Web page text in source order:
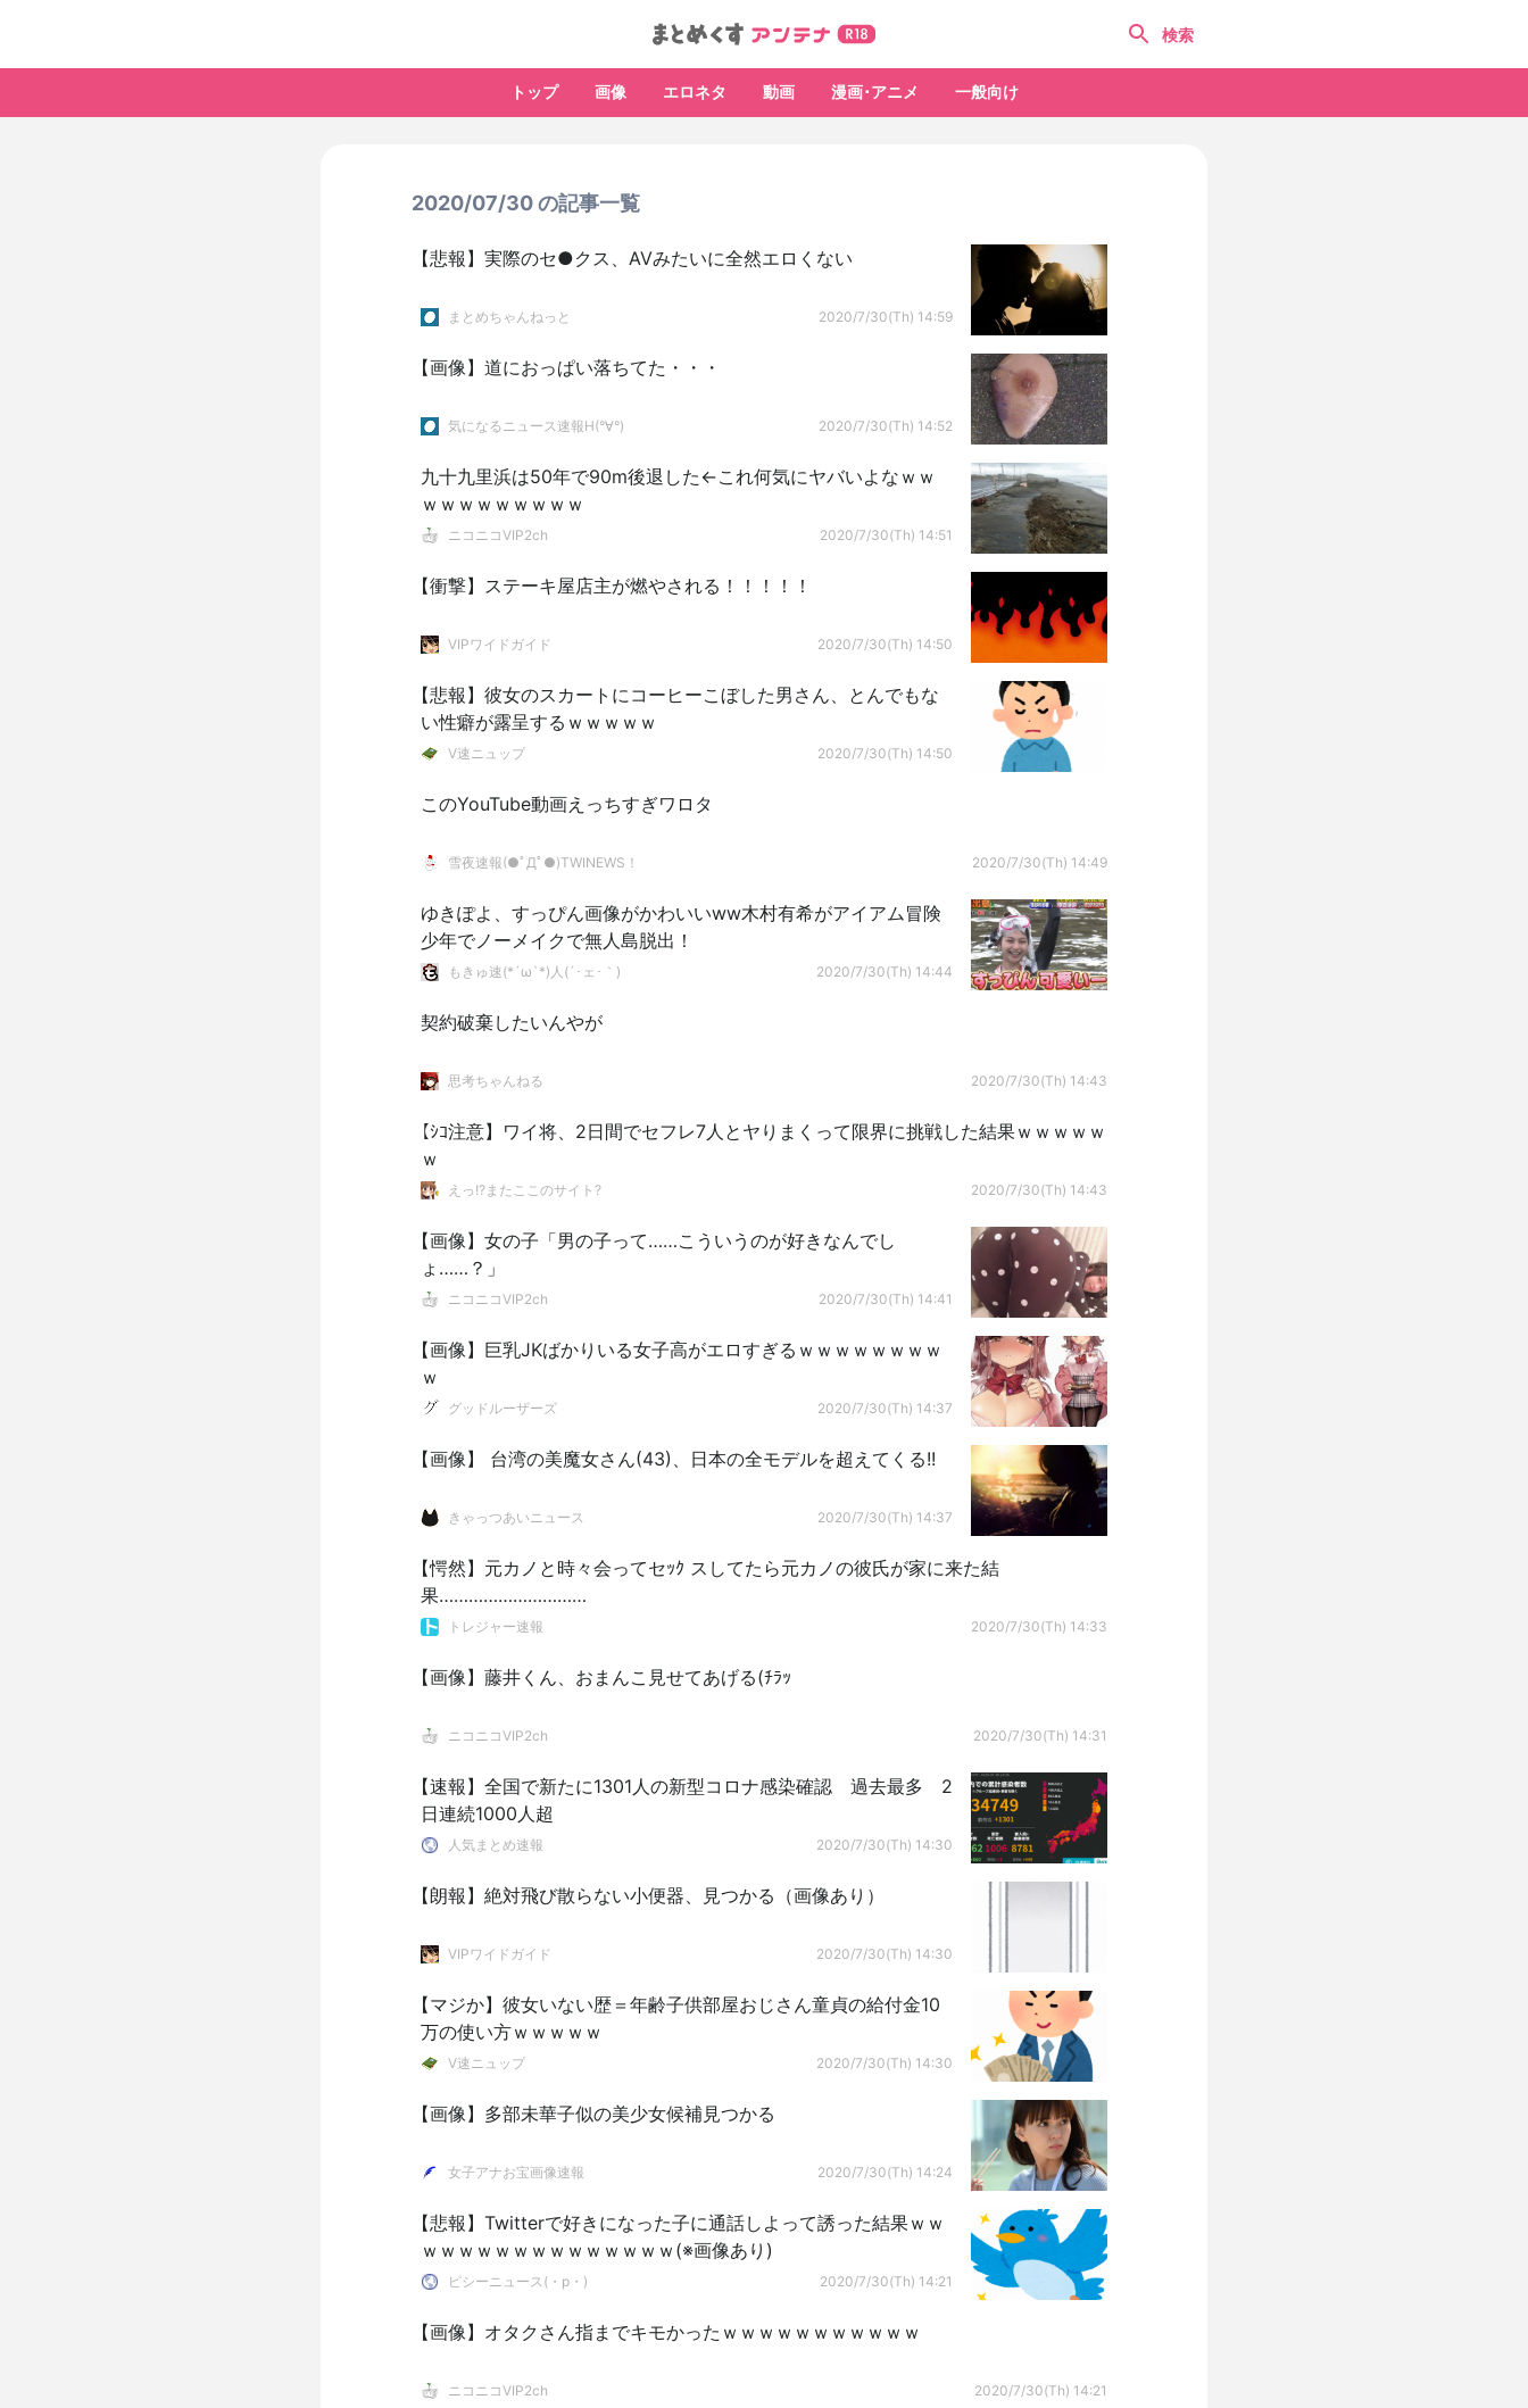
トップ 画像 エロネタ 動画 漫画･アニメ 一般向け
2020/07/30 の記事一覧
【悲報】実際のセ●クス、AVみたいに全然エロくない
まとめちゃんねっと 2020/7/30(Th) 14:59
【画像】道におっぱい落ちてた・・・
気になるニュース速報H(°∀°) 2020/7/30(Th) 14:52
九十九里浜は50年で90m後退した←これ何気にヤバいよなｗｗ
ｗｗｗｗｗｗｗｗｗ
ニコニコVIP2ch 2020/7/30(Th) 14:51
【衝撃】ステーキ屋店主が燃やされる！！！！！
VIPワイドガイド 2020/7/30(Th) 14:50
【悲報】彼女のスカートにコーヒーこぼした男さん、とんでもな
い性癖が露呈するｗｗｗｗｗ
V速ニュップ 2020/7/30(Th) 14:50
このYouTube動画えっちすぎワロタ
雪夜速報(●ﾟДﾟ●)TWINEWS！ 2020/7/30(Th) 14:49
ゆきぽよ、すっぴん画像がかわいいww木村有希がアイアム冒険
少年でノーメイクで無人島脱出！
もきゅ速(*´ω`*)人(´･ェ･｀) 2020/7/30(Th) 14:44
契約破棄したいんやが
思考ちゃんねる 2020/7/30(Th) 14:43
【ｼｺ注意】ワイ将、2日間でセフレ7人とヤりまくって限界に挑戦した結果ｗｗｗｗｗ
ｗ
えっ!?またここのサイト? 2020/7/30(Th) 14:43
【画像】女の子「男の子って……こういうのが好きなんでし
ょ……？」
ニコニコVIP2ch 2020/7/30(Th) 14:41
【画像】巨乳JKばかりいる女子高がエロすぎるｗｗｗｗｗｗｗｗ
ｗ
グッドルーザーズ 2020/7/30(Th) 14:37
【画像】 台湾の美魔女さん(43)、日本の全モデルを超えてくる!!
きゃっつあいニュース 2020/7/30(Th) 14:37
【愕然】元カノと時々会ってセｯｸ スしてたら元カノの彼氏が家に来た結
果…………………………
トレジャー速報 2020/7/30(Th) 14:33
【画像】藤井くん、おまんこ見せてあげる(ﾁﾗｯ
ニコニコVIP2ch 2020/7/30(Th) 14:31
【速報】全国で新たに1301人の新型コロナ感染確認 過去最多 2
日連続1000人超
人気まとめ速報 2020/7/30(Th) 14:30
【朗報】絶対飛び散らない小便器、見つかる（画像あり）
VIPワイドガイド 2020/7/30(Th) 14:30
【マジか】彼女いない歴＝年齢子供部屋おじさん童貞の給付金10
万の使い方ｗｗｗｗｗ
V速ニュップ 2020/7/30(Th) 14:30
【画像】多部未華子似の美少女候補見つかる
女子アナお宝画像速報 2020/7/30(Th) 14:24
【悲報】Twitterで好きになった子に通話しよって誘った結果ｗｗ
ｗｗｗｗｗｗｗｗｗｗｗｗｗｗ(※画像あり)
ピシーニュース(・p・)ゞ 2020/7/30(Th) 14:21
【画像】オタクさん指までキモかったｗｗｗｗｗｗｗｗｗｗｗ
ニコニコVIP2ch 2020/7/30(Th) 14:21